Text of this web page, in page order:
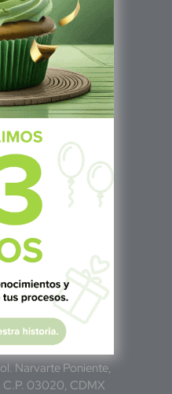
#3206, Local 9, San
- El Salvador 0614-
Narvarte Poniente,
C.P. 03020, CDMX